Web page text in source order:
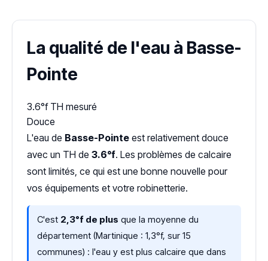
La qualité de l'eau à Basse-
Pointe
3.6°f TH mesuré
Douce
L'eau de Basse-Pointe est relativement douce
avec un TH de 3.6°f. Les problèmes de calcaire
sont limités, ce qui est une bonne nouvelle pour
vos équipements et votre robinetterie.
C'est 2,3°f de plus que la moyenne du
département (Martinique : 1,3°f, sur 15
communes) : l'eau y est plus calcaire que dans